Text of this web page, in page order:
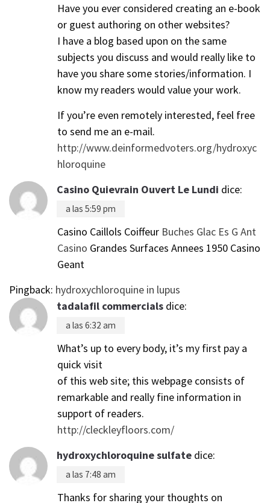
Have you ever considered creating an e-book
or guest authoring on other websites?
I have a blog based upon on the same
subjects you discuss and would really like to
have you share some stories/information. I
know my readers would value your work.
If you’re even remotely interested, feel free
to send me an e-mail.
http://www.deinformedvoters.org/hydroxyc
hloroquine
Casino Quievrain Ouvert Le Lundi dice:
a las 5:59 pm
Casino Caillols Coiffeur Buches Glac Es G Ant
Casino Grandes Surfaces Annees 1950 Casino
Geant
Pingback: hydroxychloroquine in lupus
tadalafil commercials dice:
a las 6:32 am
What’s up to every body, it’s my first pay a
quick visit
of this web site; this webpage consists of
remarkable and really fine information in
support of readers.
http://cleckleyfloors.com/
hydroxychloroquine sulfate dice:
a las 7:48 am
Thanks for sharing your thoughts on